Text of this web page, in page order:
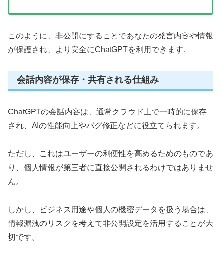
このように、非公開にすることであなたの発言内容や情報
が保護され、より安全にChatGPTを利用できます。
会話内容が保存・共有される仕組み
ChatGPTの会話内容は、通常クラウド上で一時的に保存
され、AIの性能向上やバグ修正などに役立てられます。
ただし、これはユーザーの利便性を高めるためのものであ
り、個人情報が第三者に直接公開されるわけではありませ
ん。
しかし、ビジネス用途や個人の機密データを扱う場合は、
情報漏洩のリスクを考えて非公開設定を活用することが大
切です。